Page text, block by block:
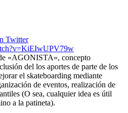
Twitter
«AGONISTA», concepto
del los aportes de parte de los
el skateboarding mediante
de eventos, realización de
(O sea, cualquier idea es útil
a la patineta).